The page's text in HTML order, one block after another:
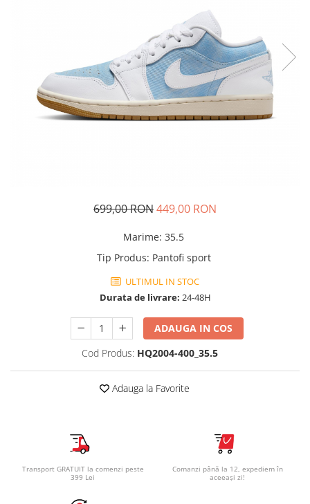
Geci si veste copii
Pantaloni scurti Copii
Accesorii
Ingrijire incaltaminte
699,00 RON449,00 RON
Marime: 35.5
Tip Produs: Pantofi sport
ULTIMUL IN STOC
Durata de livrare: 24-48H
ADAUGA IN COS
Cod Produs: HQ2004-400_35.5
Adauga la Favorite
Transport GRATUIT la comenzi peste
399 Lei
Comanzi până la 12, expediem în
aceeași zi!